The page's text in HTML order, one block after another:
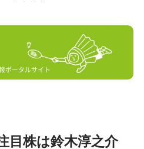
目株は鈴木淳之介